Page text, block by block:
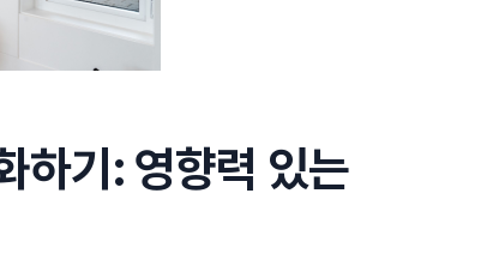
하기: 영향력 있는